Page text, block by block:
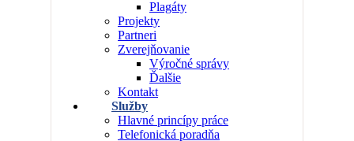
Plagáty
Projekty
Partneri
Zverejňovanie
Výročné správy
Ďalšie
Kontakt
Služby
Hlavné princípy práce
Telefonická poradňa